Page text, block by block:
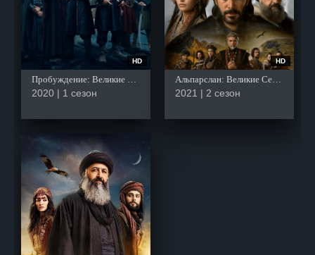
HD
Пробуждение: Великие Сельджуки
2020 | 1 сезон
HD
Альпарслан: Великие Сельджуки
2021 | 2 сезон